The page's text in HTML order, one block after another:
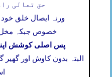
حق تعالی
ورنہ ایصال خلق
خصوص جبکہ مخل
پس اصلی کوشش
البتہ بدون کاوش اور